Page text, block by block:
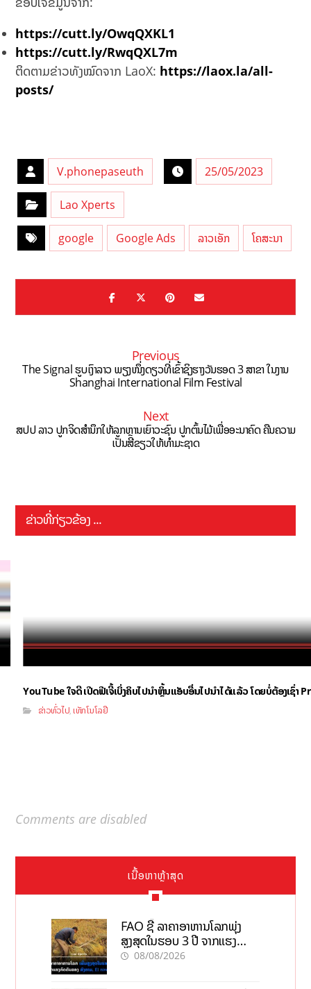
https://cutt.ly/OwqQXKL1
https://cutt.ly/RwqQXL7m
ຕິດຕາມຂ່າວທັງໝົດຈາກ LaoX: https://laox.la/all-
posts/
V.phonepaseuth 25/05/2023
Lao Xperts
google Google Ads ລາວເອັກ ໂຄສະນາ
Previous
The Signal ຮູບເງົາລາວ ພຽງໜຶ່ງດຽວທີ່ເຂົ້າຊິງຮາງວັນຮອດ 3 ສາຂາ ໃນງານ
Shanghai International Film Festival
Next
ສປປ ລາວ ປູກຈິດສຳນຶກໃຫ້ລູກຫຼານເຍົາວະຊົນ ປູກຕົ້ນໄມ້ເພື່ອອະນາຄົດ ຄືນຄວາມ
ເປັນສີຂຽວໃຫ້ທຳມະຊາດ
ຂ່າວທີ່ກ່ຽວຂ້ອງ ...
YouTube ໃຈດີ ເປີດຟີເຈີ້ເບິ່ງຄິບໄປນຳຫຼິ້ນແອັບອື່ນໄປນຳໄດ້ແລ້ວ ໂດຍບໍ່ຕ້ອງເຊົ່າ
ຂ່າວທົ່ວໄປ,ເທັກໂນໂລຢີ
Comments are disabled
ເນື້ອຫາຫຼ້າສຸດ
FAO ຊີ້ ລາຄາອາຫານໂລກພຸ່ງ
ສູງສຸດໃນຮອບ 3 ປີ ຈາກແຮງ
ກົດດັນຂອງສົງຄາມ, El nino
08/08/2026